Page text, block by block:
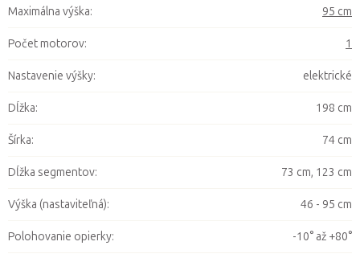
Maximálna výška: 95 cm
Počet motorov: 1
Nastavenie výšky: elektrické
Dĺžka: 198 cm
Šírka: 74 cm
Dĺžka segmentov: 73 cm, 123 cm
Výška (nastaviteľná): 46 - 95 cm
Polohovanie opierky: -10° až +80°